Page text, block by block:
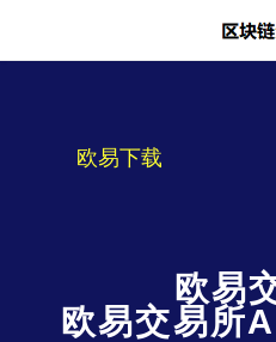
欧易下载
欧易
欧易交易所